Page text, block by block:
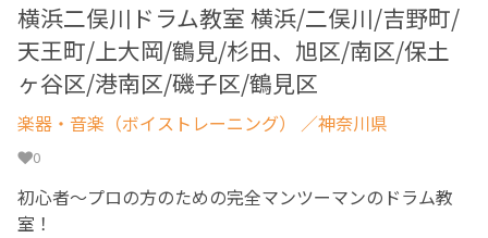
横浜二俣川ドラム教室 横浜/二俣川/吉野町/
天王町/上大岡/鶴見/杉田、旭区/南区/保土
ヶ谷区/港南区/磯子区/鶴見区
楽器・音楽（ボイストレーニング） ／神奈川県
0
初心者〜プロの方のための完全マンツーマンのドラム教
室！